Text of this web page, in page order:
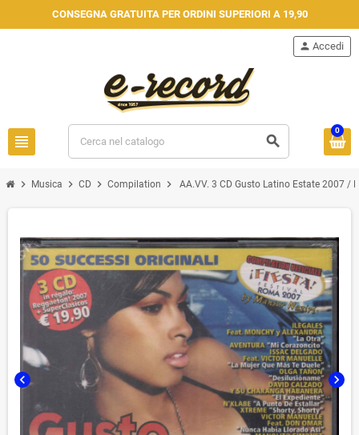
CONSEGNA GRATUITA PER ORDINI SUPERIORI A 19,90
view_headline search
person Accedi
0
chevron_right Musica chevron_right CD chevron_right Compilation chevron_right AA.VV. 3 CD Gusto Latino Estate 2007 /
chevron_left chevron_right